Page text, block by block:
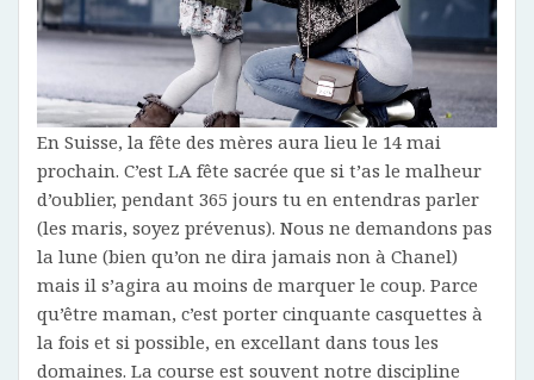
En Suisse, la fête des mères aura lieu le 14 mai
prochain. C’est LA fête sacrée que si t’as le malheur
d’oublier, pendant 365 jours tu en entendras parler
(les maris, soyez prévenus). Nous ne demandons pas
la lune (bien qu’on ne dira jamais non à Chanel)
mais il s’agira au moins de marquer le coup. Parce
qu’être maman, c’est porter cinquante casquettes à
la fois et si possible, en excellant dans tous les
domaines. La course est souvent notre discipline